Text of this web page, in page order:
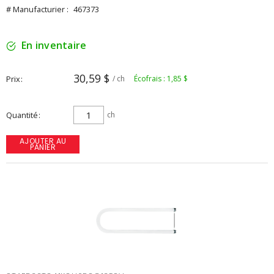
# Manufacturier : 467373
En inventaire
Prix 30,59 $ / ch Écofrais : 1,85 $
Quantité ch
AJOUTER AU
PANIER